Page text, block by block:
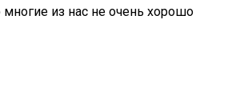
из нас не очень хорошо